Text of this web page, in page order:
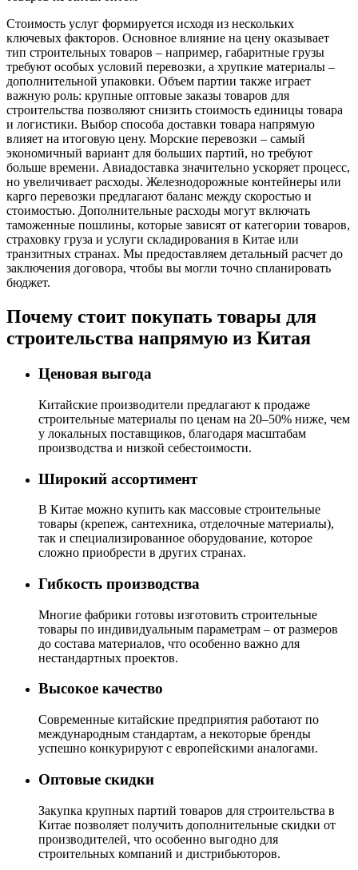
Стоимость услуг формируется исходя из нескольких
ключевых факторов. Основное влияние на цену оказывает
тип строительных товаров – например, габаритные грузы
требуют особых условий перевозки, а хрупкие материалы –
дополнительной упаковки. Объем партии также играет
важную роль: крупные оптовые заказы товаров для
строительства позволяют снизить стоимость единицы товара
и логистики. Выбор способа доставки товара напрямую
влияет на итоговую цену. Морские перевозки – самый
экономичный вариант для больших партий, но требуют
больше времени. Авиадоставка значительно ускоряет процесс,
но увеличивает расходы. Железнодорожные контейнеры или
карго перевозки предлагают баланс между скоростью и
стоимостью. Дополнительные расходы могут включать
таможенные пошлины, которые зависят от категории товаров,
страховку груза и услуги складирования в Китае или
транзитных странах. Мы предоставляем детальный расчет до
заключения договора, чтобы вы могли точно спланировать
бюджет.
Почему стоит покупать товары для
строительства напрямую из Китая
Ценовая выгода
Китайские производители предлагают к продаже
строительные материалы по ценам на 20–50% ниже, чем
у локальных поставщиков, благодаря масштабам
производства и низкой себестоимости.
Широкий ассортимент
В Китае можно купить как массовые строительные
товары (крепеж, сантехника, отделочные материалы),
так и специализированное оборудование, которое
сложно приобрести в других странах.
Гибкость производства
Многие фабрики готовы изготовить строительные
товары по индивидуальным параметрам – от размеров
до состава материалов, что особенно важно для
нестандартных проектов.
Высокое качество
Современные китайские предприятия работают по
международным стандартам, а некоторые бренды
успешно конкурируют с европейскими аналогами.
Оптовые скидки
Закупка крупных партий товаров для строительства в
Китае позволяет получить дополнительные скидки от
производителей, что особенно выгодно для
строительных компаний и дистрибьюторов.